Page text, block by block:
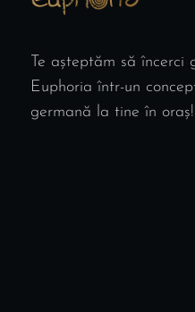
Te așteptăm să încerci
Euphoria într-un
germană la tine în oraș!